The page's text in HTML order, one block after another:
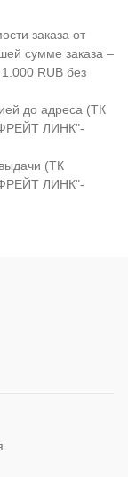
заказа от
сумме заказа –
1.000 RUB без
до адреса (ТК
ЛИНК"-
(ТК
ЛИНК"-